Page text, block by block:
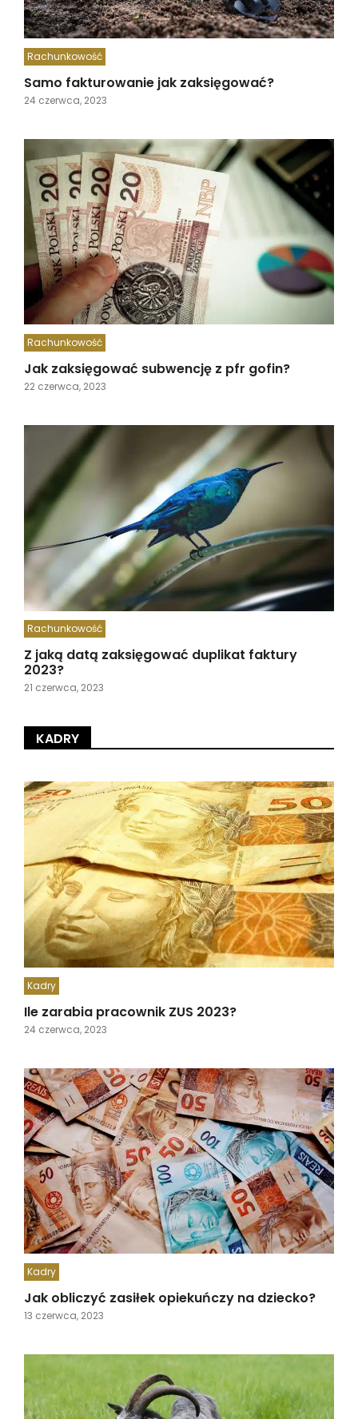
Rachunkowość
Samo fakturowanie jak zaksięgować?
24 czerwca, 2023
Rachunkowość
Jak zaksięgować subwencję z pfr gofin?
22 czerwca, 2023
Rachunkowość
Z jaką datą zaksięgować duplikat faktury
2023?
21 czerwca, 2023
KADRY
Kadry
Ile zarabia pracownik ZUS 2023?
24 czerwca, 2023
Kadry
Jak obliczyć zasiłek opiekuńczy na dziecko?
13 czerwca, 2023